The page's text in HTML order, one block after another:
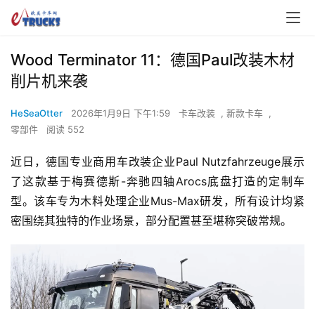
Wood Terminator 11：德国Paul改装木材
削片机来袭
HeSeaOtter 2026年1月9日 下午1:59 卡车改装 , 新款卡车
,
零部件
阅读 552
近日，德国专业商用车改装企业Paul Nutzfahrzeuge展示
了这款基于梅赛德斯-奔驰四轴Arocs底盘打造的定制车
型。该车专为木料处理企业Mus-Max研发，所有设计均紧
密围绕其独特的作业场景，部分配置甚至堪称突破常规。